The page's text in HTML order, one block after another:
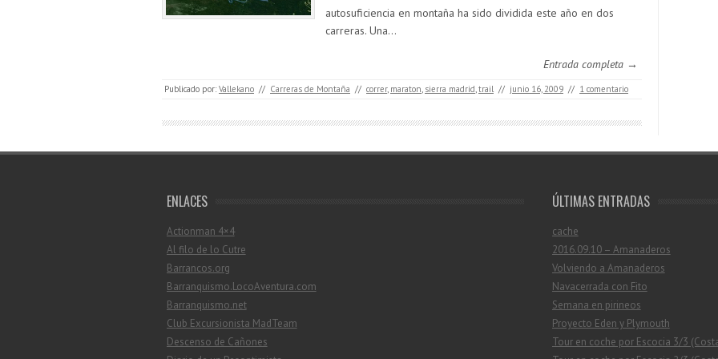
autosuficiencia en montaña ha sido dividida este año en dos
carreras. Una…
Entrada completa →
Publicado por: Vallekano // Carreras de Montaña // correr, maraton, sierra madrid,trail // junio 16, 2009 // 1 comentario
ENLACES
Actionman 4×4
Al filo de lo Cutre
Barrancos.org
Barranquismo.LocoAventura.com
Barranquismo.net
Club Excursionista MadTeam
Descenso de Cañones
ÚLTIMAS ENTRADAS
cache
2016.09.10 – Amanaderos
Volviendo a Amanaderos
Navacerrada con Fito
Semana en pirineos
Proyecto Eden y Plymouth
Tour en coche por Escocia 3/3